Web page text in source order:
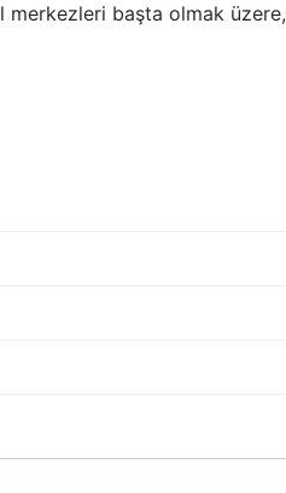
başta olmak